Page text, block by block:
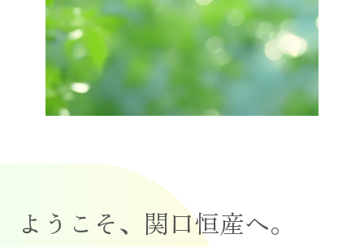
ようこそ、関口恒産へ。